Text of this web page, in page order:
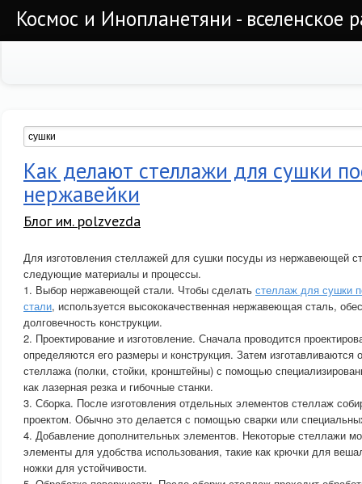
Космос и Инопланетяни - вселенское
Как делают стеллажи для сушки
нержавейки
Блог им. polzvezda
Для изготовления стеллажей для сушки посуды из нержавеющей
следующие материалы и процессы.
1. Выбор нержавеющей стали. Чтобы сделать стеллаж для сушки
стали, используется высококачественная нержавеющая сталь,
долговечность конструкции.
2. Проектирование и изготовление. Сначала проводится
определяются его размеры и конструкция. Затем
стеллажа (полки, стойки, кронштейны) с помощью
как лазерная резка и гибочные станки.
3. Сборка. После изготовления отдельных элементов стеллаж
проектом. Обычно это делается с помощью сварки или
4. Добавление дополнительных элементов. Некоторые стеллажи
элементы для удобства использования, такие как крючки для
ножки для устойчивости.